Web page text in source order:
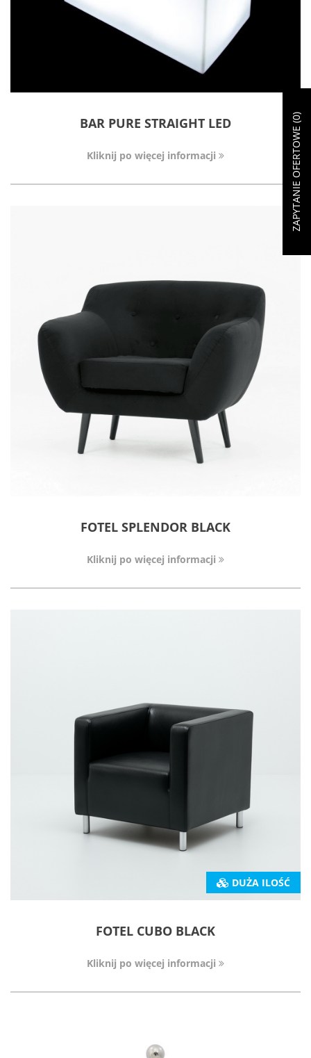
BAR PURE STRAIGHT LED
Kliknij po więcej informacji
FOTEL SPLENDOR BLACK
Kliknij po więcej informacji
DUŻA ILOŚĆ
FOTEL CUBO BLACK
Kliknij po więcej informacji
ZAPYTANIE OFERTOWE (
0
)